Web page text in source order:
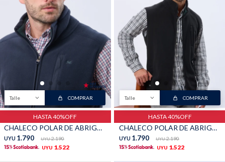
Talle COMPRAR
HASTA 40%OFF
CHALECO POLAR DE ABRIGO - Marino
UYU 1.790 UYU 2.190
UYU 1.522
Talle COMPRAR
HASTA 40%OFF
CHALECO POLAR DE ABRIGO - Negro
UYU 1.790 UYU 2.190
UYU 1.522
Calzado
Bolsos y valijas Accesorios